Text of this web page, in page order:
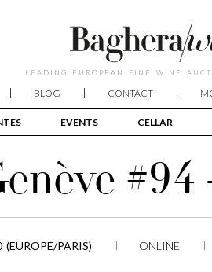
LEADING EUROPEAN FINE WINE
EVENTS CELLAR
BLOG CONTACT
#94
PARIS) ONLINE